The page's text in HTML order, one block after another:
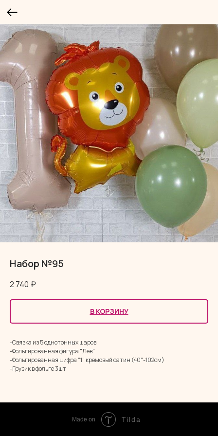
Набор №95
2 740 ₽
В КОРЗИНУ
-Связка из 5 однотонных шаров
-Фольгированная фигура "Лев"
-Фольгированная цифра "1" кремовый сатин (40"-102см)
-Грузик в фольге 3шт
Made on Tilda